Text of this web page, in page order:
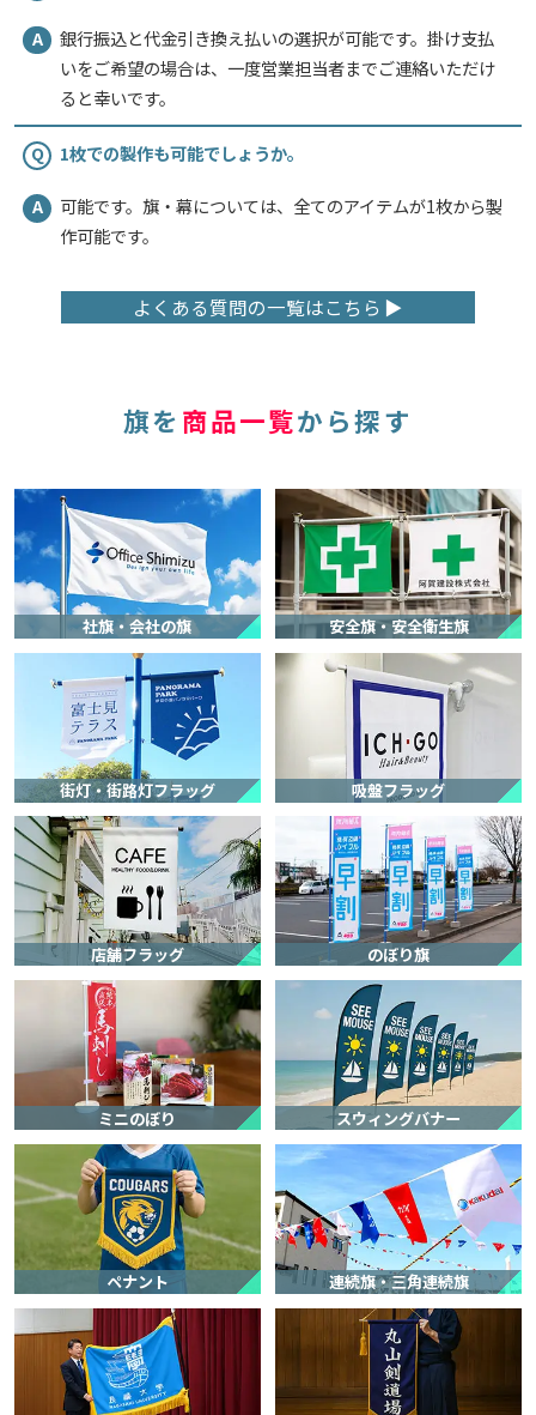
【どんなことに利用されましたか？】
ドッグランに掲揚するための社旗
【ご注文前に困っていることはありましたか？また、それは解決され
ましたか？】
初めて社旗を作ったのでちゃんとできるか不安でしたが、担当の大石
さんからすぐに連絡をいただき、色のことなども対応していただき、
こちらの思った以上の仕上がりの社旗が出来上がり大変満足していま
す。オープンの8月1日に社旗を掲揚するのですが、今日7月27日はテ
ストであげてみたらとてもいい感じになりました。
オリジナル旗(ビッグフラッグ)
サービスの評価5
★★★★★
商品の評価5
★★★★★
投稿日：
2026.7.15
【サービスに関する満足度の理由】
商品についてご丁寧にご説明いただき、発注後の確認書類もいただけ
て、とても安心して注文することができました。
【商品に関する満足度の理由】
商品の品質もよく、満足しております。ありがとうございました。
【どんなことに利用されましたか？】
撮影の装飾として
【ご注文前に困っていることはありましたか？また、それは解決され
ましたか？】
発注が遅れたため、納期に間に合うか心配でしたが、ご丁寧にご対応
いただき、ありがとうございました。
中島 康徳 様
オリジナル旗(ペナント)
サービスの評価4
★★★★☆
商品の評価4
★★★★☆
投稿日：
2026.7.8
金額が安い
短納期 品質の高さ
担当者の対応力
【サービスに関する満足度の理由】
プレゼントとして送った相手がとても喜んでくれたからです。
【商品に関する満足度の理由】
電話とmailでのやりとりだったので、完成品の質感やデザイン、色味
など若干不安でしたが、届いた完成品を手にして、それらの不安は全
て吹き飛びました。とても満足のいく買い物でした。
【どんなことに利用されましたか？】
プレゼント
A
銀行振込と代金引き換え払いの選択が可能です。掛け支払
いをご希望の場合は、一度営業担当者までご連絡いただけ
ると幸いです。
Q 1枚での製作も可能でしょうか。
A
可能です。旗・幕については、全てのアイテムが1枚から製
作可能です。
よくある質問の一覧はこちら
旗を商品一覧から探す
社旗・会社の旗 安全旗・安全衛生旗
街灯・街路灯フラッグ 吸盤フラッグ
店舗フラッグ のぼり旗
ミニのぼり スウィングバナー
ペナント 連続旗・三角連続旗